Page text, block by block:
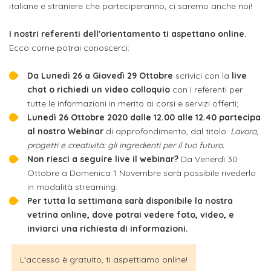
sede
TERZA
MISSIONE
Progetti
Terza
Missione
ITALIANA
DELLA
CULTURA
BGBS2023
COLLABORAZIONE
di
e
Arti
Applicate
DOTTORATI
Arti
Visive
Umanesimo
Tecnologico
Iscrizione
a
singoli
Laboratori
sede
Servizio
di
stampa
Biblioteca
Opportunità
di
lavoro
Aziende
convenzionate
Iscriviti
alla
Newsletter
OPPORTUNITÀ
FSL
e
attività
per
Istituti
Superiori
TUTTA
italiane e straniere che parteciperanno, ci saremo anche noi!
I nostri referenti dell'orientamento ti aspettano online.
Ecco come potrai conoscerci:
Da Lunedì 26 a Giovedì 29 Ottobre scrivici con la live
chat o richiedi un video colloquio con i referenti per
tutte le informazioni in merito ai corsi e servizi offerti;
Lunedì 26 Ottobre 2020 dalle 12.00 alle 12.40 partecipa
al nostro Webinar di approfondimento, dal titolo: Lavoro,
progetti e creatività: gli ingredienti per il tuo futuro.
Non riesci a seguire live il webinar? Da Venerdì 30
Ottobre a Domenica 1 Novembre sarà possibile rivederlo
in modalità streaming.
Per tutta la settimana sarà disponibile la nostra
vetrina online, dove potrai vedere foto, video, e
inviarci una richiesta di informazioni.
L'accesso è gratuito, ti aspettiamo online!